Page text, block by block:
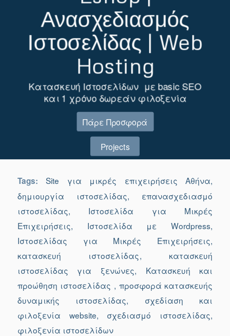
Ανασχεδιασμός
Ιστοσελίδας | Web
Hosting
Κατασκευή Ιστοσελίδων με basic SEO
και 1 χρόνο δωρεάν φιλοξενία
Πάρε Προσφορά
Projects
Tags: Site για μικρές επιχειρήσεις Αθήνα,
δημιουργία ιστοσελίδας, επανασχεδιασμό
ιστοσελίδας, Ιστοσελίδα για Μικρές
Επιχειρήσεις, Ιστοσελίδα με Wordpress,
Ιστοσελίδας για Μικρές Επιχειρήσεις,
κατασκευή ιστοσελίδας, κατασκευή
ιστοσελίδας για ξενώνες, Κατασκευή και
προώθηση ιστοσελίδας , προσφορά κατασκευής
δυναμικής ιστοσελίδας, σχεδίαση και
φιλοξενία website, σχεδιασμό ιστοσελίδας,
φιλοξενία ιστοσελίδων